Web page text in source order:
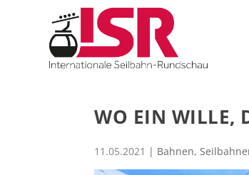
WO EIN WILLE,
11.05.2021 | Bahnen,